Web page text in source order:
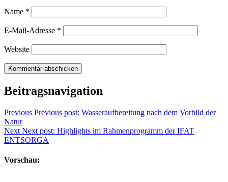
Name *
E-Mail-Adresse *
Website
Beitragsnavigation
Previous Previous post: Wasseraufbereitung nach dem Vorbild der
Natur
Next Next post: Highlights im Rahmenprogramm der IFAT
ENTSORGA
Vorschau: